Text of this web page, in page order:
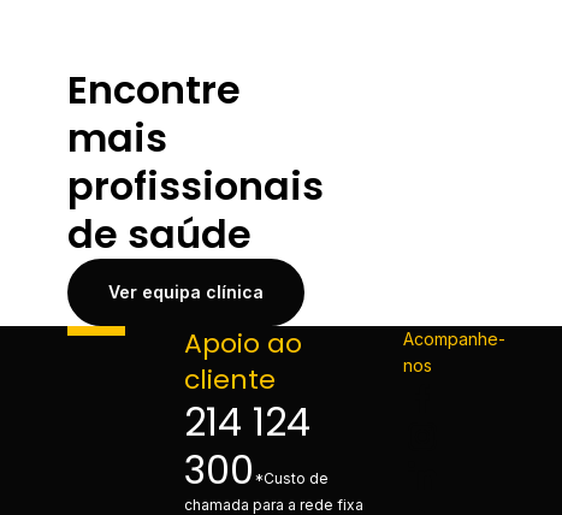
Encontre
mais
profissionais
de saúde
Ver equipa clínica
Apoio ao
cliente
214 124
300 *Custo de
chamada para a rede fixa
Acompanhe-
nos